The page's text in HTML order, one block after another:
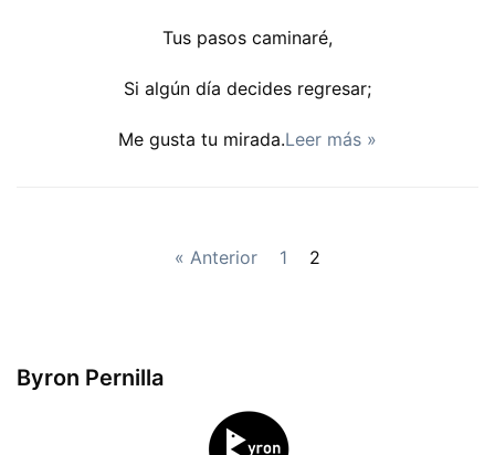
Tus pasos caminaré,
Si algún día decides regresar;
Me gusta tu mirada.Leer más »
« Anterior 1 2
Byron Pernilla